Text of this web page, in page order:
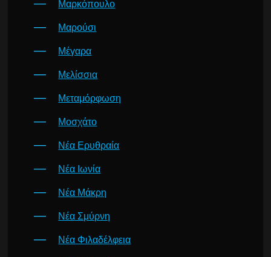
Μαρκόπουλο
Μαρούσι
Μέγαρα
Μελίσσια
Μεταμόρφωση
Μοσχάτο
Νέα Ερυθραία
Νέα Ιωνία
Νέα Μάκρη
Νέα Σμύρνη
Νέα Φιλαδέλφεια